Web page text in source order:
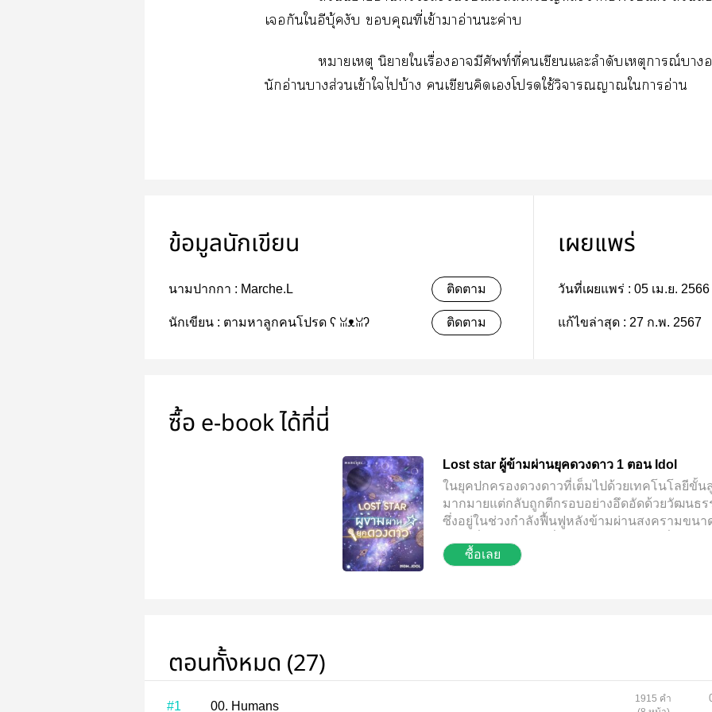
เกันใอีบุ้คงับ คุณที่เข้าาอ่านะค่าบ
หมายเหตุ นิยายใเรื่องามีศัพท์ที่เขียนแะลำดับเหตุการณ์า
นักอ่านาส่วนเข้าใไบ้าง เขียนคิดเโใช้วิจารณญาณใาอ่าน
ข้อมูลนักเขียน
นามปากกา : Marche.L ติดตาม
นักเขียน : ตามหาลูกคนโปรด ʕ ꈍᴥꈍʔ ติดตาม
เผยแพร่
วันที่เผยแพร่ : 05 เม.ย. 2566
แก้ไขล่าสุด : 27 ก.พ. 2567
ซื้อ e-book ได้ที่นี่
Lost star ผู้ข้ามผ่านยุคดวงดาว 1 ตอน Idol
ในยุคปกครองดวงดาวที่เต็มไปด้วยเทคโนโลยีขั้น
มากมายแต่กลับถูกตีกรอบอย่างอึดอัดด้วยวัฒนธร
ซึ่งอยู่ในช่วงกำลังฟื้นฟูหลังข้ามผ่านสงครามขนา
นั้น นักสำรวจกลับพบกับมนุษย์สายเลือดบริสุทธิ์ที่
ซื้อเลย
ตอนทั้งหมด (27)
#1 00. Humans
1915 คำ